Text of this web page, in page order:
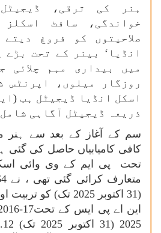
ہنر کی ترقی،
خواندگی، سافٹ
صلاحیتوں کو فروغ
انڈیا‘ بینر کے تحت بڑے
میں بیداری مہم چلائی
روزگار میلوں، اپرنٹس
اسکل انڈیا ڈیجیٹل ہب
ذریعہ ڈیجیٹل آگاہی
سم کے آغاز کے بعد سے ہنر
کافی کامیابیاں حاصل کی
(31 اکتوبر 2025 تک)